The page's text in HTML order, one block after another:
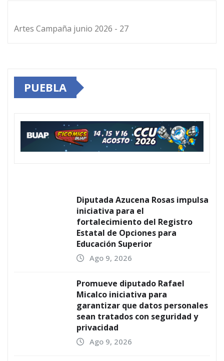
Artes Campaña junio 2026 - 27
PUEBLA
Diputada Azucena Rosas impulsa
iniciativa para el
fortalecimiento del Registro
Estatal de Opciones para
Educación Superior
Ago 9, 2026
Promueve diputado Rafael
Micalco iniciativa para
garantizar que datos personales
sean tratados con seguridad y
privacidad
Ago 9, 2026